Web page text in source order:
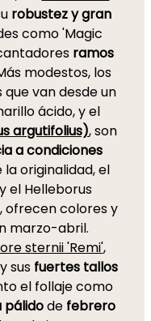
robustez y gran
como 'Magic
ramos
modestos, los
que van desde un
ácido, y el
argutifolius), son
a condiciones
originalidad, el
el Helleborus
ofrecen colores y
marzo-abril.
sternii 'Remi',
y sus fuertes tallos
el follaje como
pálidode febrero